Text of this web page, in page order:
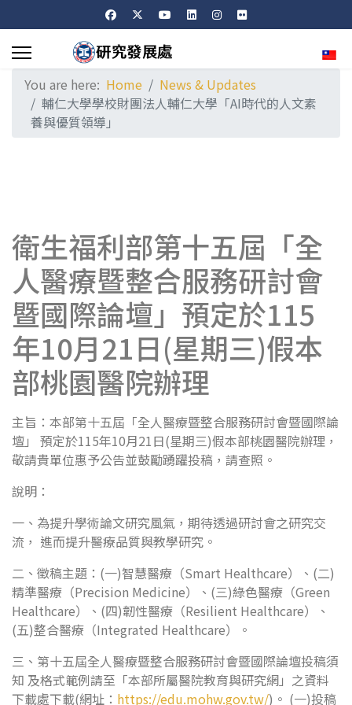
You are here: Home
News & Updates
輔仁大學學校財團法人輔仁大學「AI時代的人文素
養與優質領導」
衛生福利部第十五屆「全
人醫療暨整合服務研討會
暨國際論壇」預定於115
年10月21日(星期三)假本
部桃園醫院辦理
主旨：本部第十五屆「全人醫療暨整合服務研討會暨國際論
壇」 預定於115年10月21日(星期三)假本部桃園醫院辦理，
敬請貴單位惠予公告並鼓勵踴躍投稿，請查照。
說明：
一、為提升學術論文研究風氣，期待透過研討會之研究交
流， 進而提升醫療品質與教學研究。
二、徵稿主題：(一)智慧醫療（Smart Healthcare）、(二)
精準醫療（Precision Medicine）、(三)綠色醫療（Green
Healthcare）、(四)韌性醫療（Resilient Healthcare）、
(五)整合醫療（Integrated Healthcare）。
三、第十五屆全人醫療暨整合服務研討會暨國際論壇投稿須
知 及格式範例請至「本部所屬醫院教育與研究網」之資料
下載處下載(網址： https://edu.mohw.gov.tw/)。 (一)投稿